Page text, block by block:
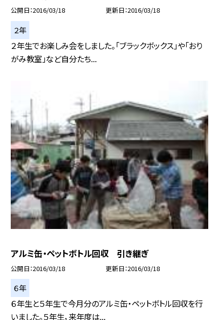
公開日 2016/03/18 更新日 2016/03/18
２年
２年生でお楽しみ会をしました。「ブラックボックス」や「おり
がみ教室」など自分たち...
アルミ缶・ペットボトル回収 引き継ぎ
公開日 2016/03/18 更新日 2016/03/18
６年
６年生と５年生で今月分のアルミ缶・ペットボトル回収を行
いました。５年生，来年度は...